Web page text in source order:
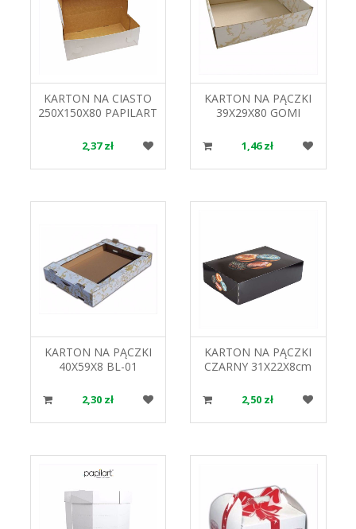
KARTON NA CIASTO
250X150X80 PAPILART
2,37 zł
KARTON NA PĄCZKI
39X29X80 GOMI
1,46 zł
KARTON NA PĄCZKI
40X59X8 BL-01
2,30 zł
KARTON NA PĄCZKI
CZARNY 31X22X8cm
2,50 zł